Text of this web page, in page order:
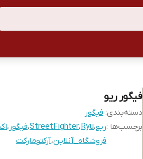
فیگور ریو
دسته‌بندی: فیگور
برچسب‌ها :ریو،Ryu،StreetFighter،فیگور ،
فروشگاه_آنلاین،آرکتومارکت